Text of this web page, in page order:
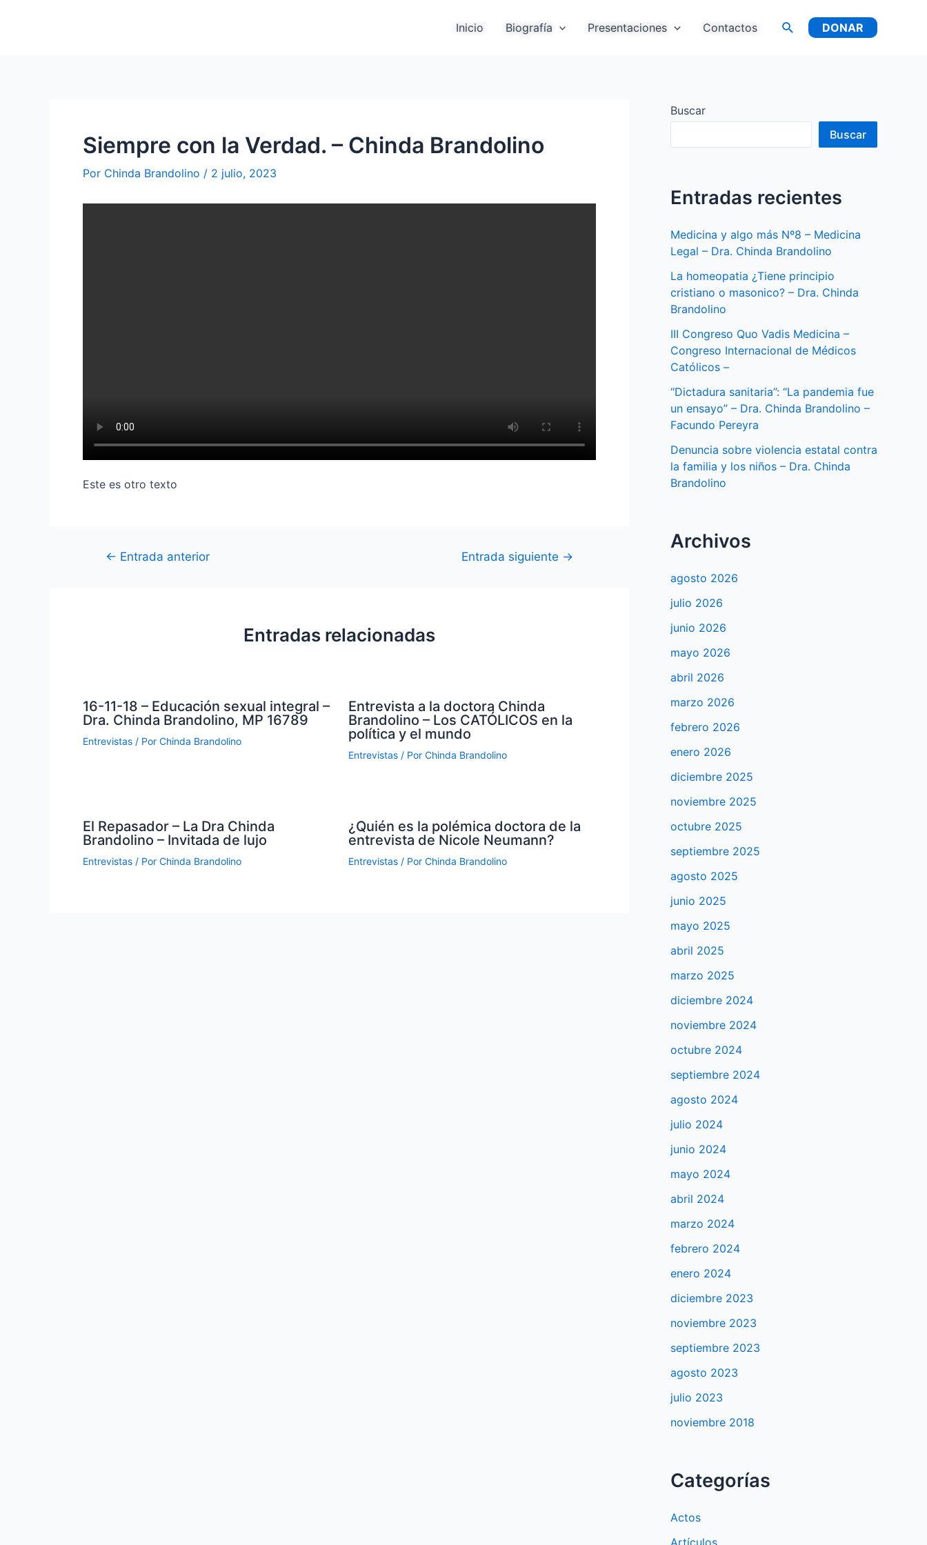
Inicio Biografía Presentaciones Contactos DONAR
Siempre con la Verdad. – Chinda Brandolino
Por Chinda Brandolino / 2 julio, 2023
Este es otro texto
← Entrada anterior Entrada siguiente →
Entradas relacionadas
16-11-18 – Educación sexual integral –
Dra. Chinda Brandolino, MP 16789
Entrevistas / Por Chinda Brandolino
Entrevista a la doctora Chinda
Brandolino – Los CATÓLICOS en la
política y el mundo
Entrevistas/ Por Chinda Brandolino
El Repasador – La Dra Chinda
Brandolino – Invitada de lujo
Entrevistas / Por Chinda Brandolino
¿Quién es la polémica doctora de la
entrevista de Nicole Neumann?
Entrevistas/ Por Chinda Brandolino
Buscar
Buscar
Entradas recientes
Medicina y algo más Nº8 – Medicina
Legal – Dra. Chinda Brandolino
La homeopatia ¿Tiene principio
cristiano o masonico? – Dra. Chinda
Brandolino
III Congreso Quo Vadis Medicina –
Congreso Internacional de Médicos
Católicos –
“Dictadura sanitaria”: “La pandemia fue
un ensayo” – Dra. Chinda Brandolino –
Facundo Pereyra
Denuncia sobre violencia estatal contra
la familia y los niños – Dra. Chinda
Brandolino
Archivos
agosto 2026
julio 2026
junio 2026
mayo 2026
abril 2026
marzo 2026
febrero 2026
enero 2026
diciembre 2025
noviembre 2025
octubre 2025
septiembre 2025
agosto 2025
junio 2025
mayo 2025
abril 2025
marzo 2025
diciembre 2024
noviembre 2024
octubre 2024
septiembre 2024
agosto 2024
julio 2024
junio 2024
mayo 2024
abril 2024
marzo 2024
febrero 2024
enero 2024
diciembre 2023
noviembre 2023
septiembre 2023
agosto 2023
julio 2023
noviembre 2018
Categorías
Actos